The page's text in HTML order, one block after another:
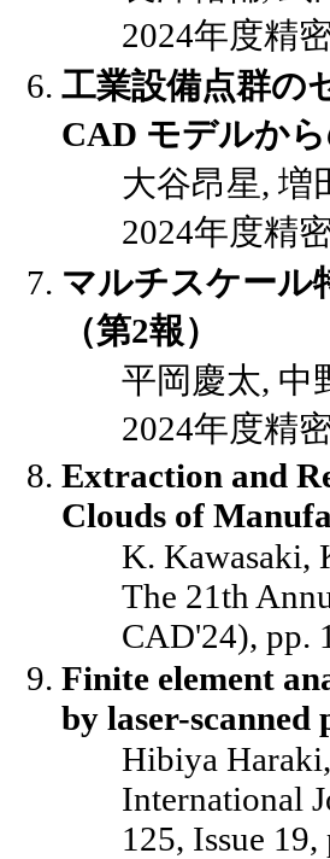
2024年度精
工業設備点群の
CAD モデルか
大谷昂星,
2024年度精
マルチスケール
（第2報）
平岡慶太,
2024年度精
Extraction and
Clouds of
K. Kawasaki,
The 21th
CAD'24), pp.
Finite element
by laser-scanned
Hibiya
International
125, Issue